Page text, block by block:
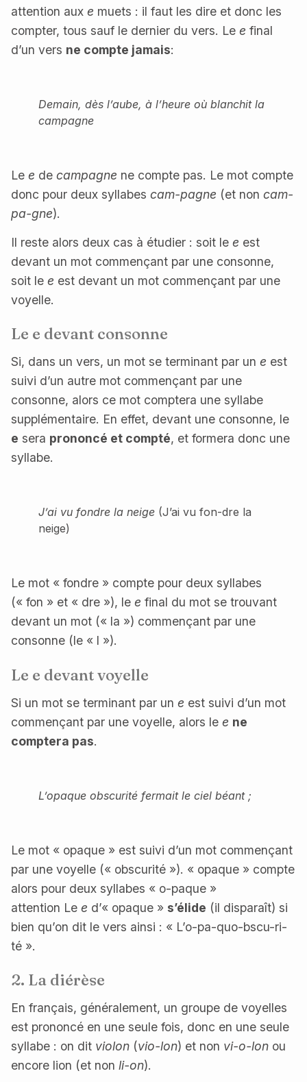
attention aux e muets : il faut les dire et donc les
compter, tous sauf le dernier du vers. Le e final
d’un vers ne compte jamais:
Demain, dès l’aube, à l’heure où blanchit la
campagne
Le e de campagne ne compte pas. Le mot compte
donc pour deux syllabes cam-pagne (et non cam-
pa-gne).
Il reste alors deux cas à étudier : soit le e est
devant un mot commençant par une consonne,
soit le e est devant un mot commençant par une
voyelle.
Le e devant consonne
Si, dans un vers, un mot se terminant par un e est
suivi d’un autre mot commençant par une
consonne, alors ce mot comptera une syllabe
supplémentaire. En effet, devant une consonne, le
e sera prononcé et compté, et formera donc une
syllabe.
J’ai vu fondre la neige (J’ai vu fon-dre la
neige)
Le mot « fondre » compte pour deux syllabes
(« fon » et « dre »), le e final du mot se trouvant
devant un mot (« la ») commençant par une
consonne (le « l »).
Le e devant voyelle
Si un mot se terminant par un e est suivi d’un mot
commençant par une voyelle, alors le e ne
comptera pas.
L’opaque obscurité fermait le ciel béant ;
Le mot « opaque » est suivi d’un mot commençant
par une voyelle (« obscurité »). « opaque » compte
alors pour deux syllabes « o-paque »
attention Le e d’« opaque » s’élide (il disparaît) si
bien qu’on dit le vers ainsi : « L’o-pa-quo-bscu-ri-
té ».
2. La diérèse
En français, généralement, un groupe de voyelles
est prononcé en une seule fois, donc en une seule
syllabe : on dit violon (vio-lon) et non vi-o-lon ou
encore lion (et non li-on).